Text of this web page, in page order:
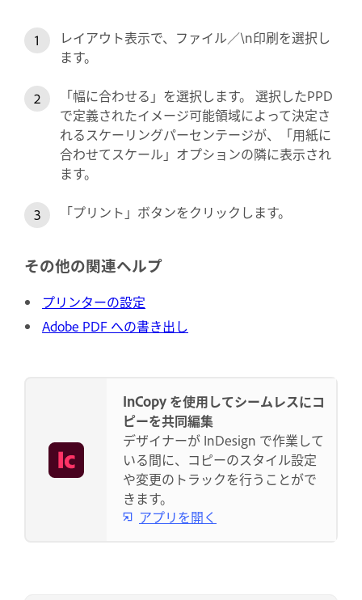
レイアウト表示で、ファイル／\n印刷を選択し
ます。
「幅に合わせる」を選択します。 選択したPPD
で定義されたイメージ可能領域によって決定さ
れるスケーリングパーセンテージが、「用紙に
合わせてスケール」オプションの隣に表示され
ます。
「プリント」ボタンをクリックします。
その他の関連ヘルプ
プリンターの設定
Adobe PDF への書き出し
InCopy を使用してシームレスにコ
ピーを共同編集
デザイナーが InDesign で作業して
いる間に、コピーのスタイル設定
や変更のトラックを行うことがで
きます。
アプリを開く